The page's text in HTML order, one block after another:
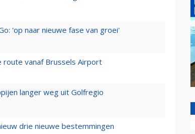
'op naar nieuwe fase van groei'
route vanaf Brussels Airport
langer weg uit Golfregio
drie nieuwe bestemmingen